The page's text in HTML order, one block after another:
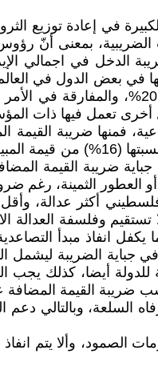
من إجمالي الإيرادات
الدخل في اجمالي
للأفراد، وللشركات 15%، عدا
أخرى تعمل فيها ذات
"عمياء"، تمس كافة الفئات
ضريبة القيمة
الثمينة، رغم
أكثر عدالة،
وفلسفة العدالة
يكفل انفاذ مبدأ
في جباية الضريبة
للدولة أيضا، كذلك
ضريبة القيمة
السلعة، وبالتالي
الصمود، وألا يتم